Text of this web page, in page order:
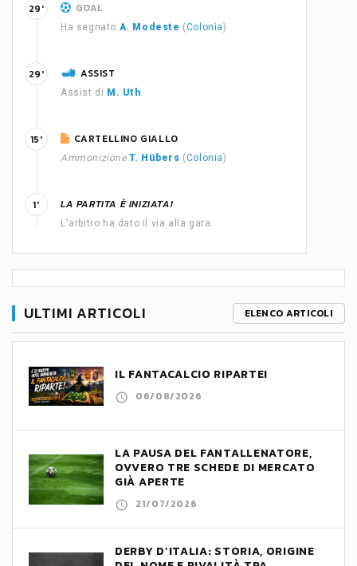
GOAL
Ha segnato A. Modeste (Colonia)
29'
ASSIST
Assist di M. Uth
29'
CARTELLINO GIALLO
Ammonizione T. Hübers (Colonia)
15'
LA PARTITA È INIZIATA!
L'arbitro ha dato il via alla gara.
1'
ULTIMI ARTICOLI ELENCO ARTICOLI
IL FANTACALCIO RIPARTE!
06/08/2026
LA PAUSA DEL FANTALLENATORE,
OVVERO TRE SCHEDE DI MERCATO
GIÀ APERTE
21/07/2026
DERBY D’ITALIA: STORIA, ORIGINE